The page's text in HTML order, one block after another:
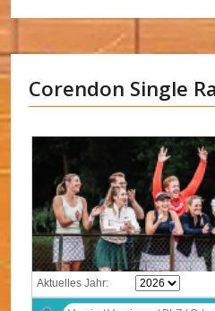
Corendon Single